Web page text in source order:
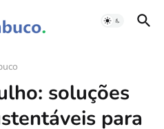
soluções
para